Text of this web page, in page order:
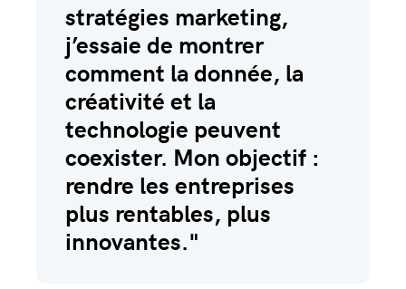
stratégies marketing,
j’essaie de montrer
comment la donnée, la
créativité et la
technologie peuvent
coexister. Mon objectif :
rendre les entreprises
plus rentables, plus
innovantes."